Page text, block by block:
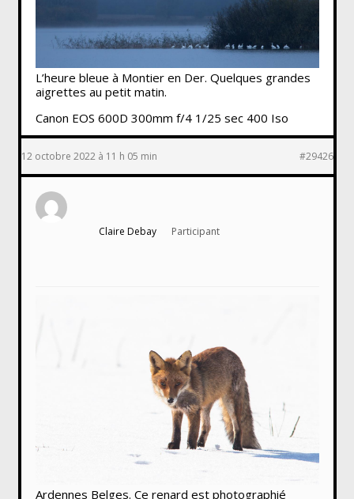
L’heure bleue à Montier en Der. Quelques grandes
aigrettes au petit matin.
Canon EOS 600D 300mm f/4 1/25 sec 400 Iso
12 octobre 2022 à 11 h 05 min #29426
Claire Debay Participant
Ardennes Belges. Ce renard est photographié